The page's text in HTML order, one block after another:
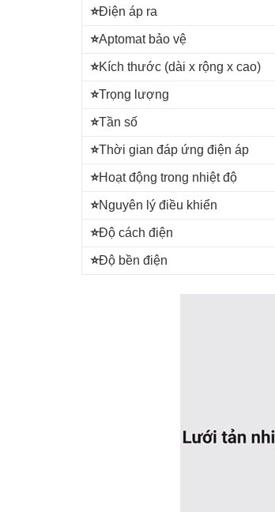
⭐Điện áp ra
⭐Aptomat bảo vệ
⭐Kích thước (dài x rộng x cao)
⭐Trọng lượng
⭐Tần số
⭐Thời gian đáp ứng điện áp
⭐Hoạt động trong nhiệt độ
⭐Nguyên lý điều khiển
⭐Độ cách điện
⭐Độ bền điện